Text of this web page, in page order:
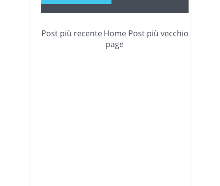
Post più recente Post più vecchio
Home
page